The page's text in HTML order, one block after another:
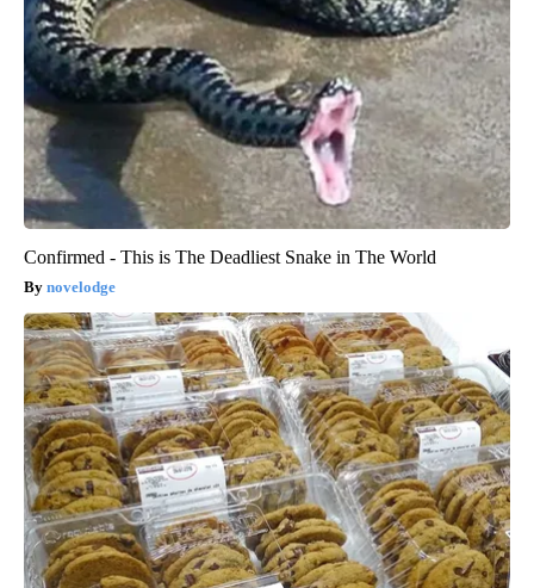
Confirmed - This is The Deadliest Snake in The World
novelodge